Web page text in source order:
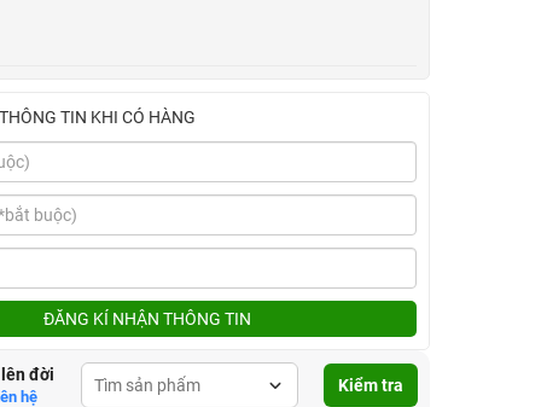
TIN KHI CÓ HÀNG
ĐĂNG KÍ NHẬN THÔNG TIN
đời
hệ
Kiểm tra